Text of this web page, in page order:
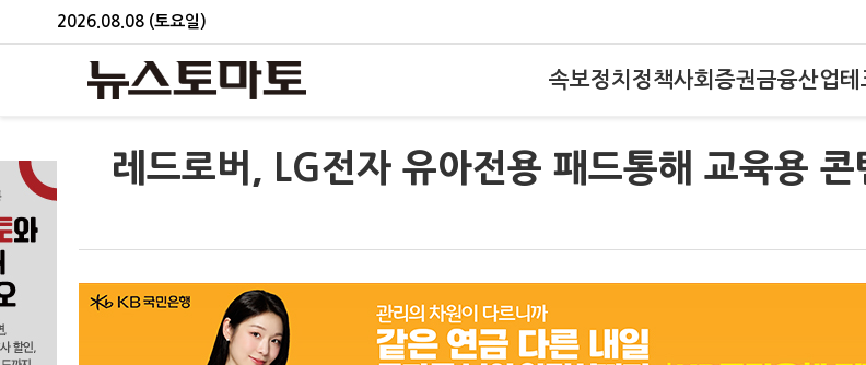
2026.08.08 (토요일)
속보정치 정책사회 증권금융산업테
레드로버, LG전자 유아전용 패드통해 교육용 콘